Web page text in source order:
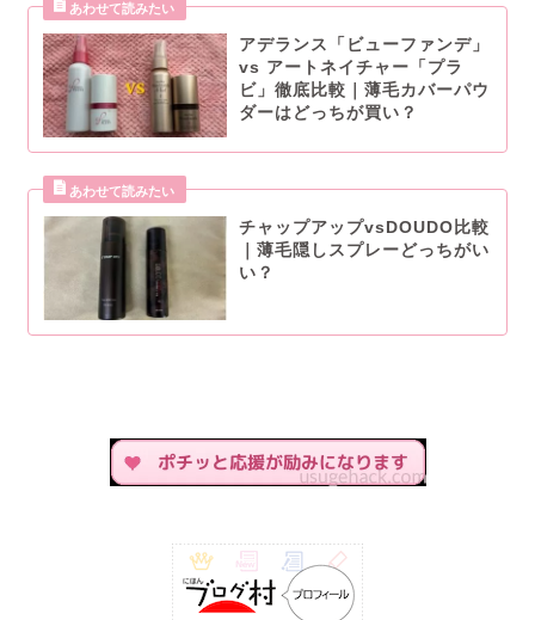
アデランス「ビューファンデ」
vs アートネイチャー「プラ
ビ」徹底比較｜薄毛カバーパウ
ダーはどっちが買い？
チャップアップvsDOUDO比較
｜薄毛隠しスプレーどっちがい
い？